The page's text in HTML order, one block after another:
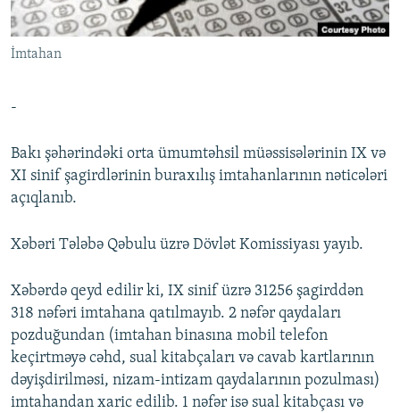
KARIKATURA
İSLAM VƏ DEMOKRATIYA
İZ - MƏDƏNIYYƏT PROQRAMI
PEŞƏ ETIKASI VƏ JURNALISTIKA STANDARTLARIMIZ
MATERIALLARIMIZDAN ISTIFADƏ
XƏBƏR BÜLLETENLƏRIMIZ
BIZI IZLƏ
İmtahan
-
Bakı şəhərindəki orta ümumtəhsil müəssisələrinin IX və
XI sinif şagirdlərinin buraxılış imtahanlarının nəticələri
açıqlanıb.
Xəbəri Tələbə Qəbulu üzrə Dövlət Komissiyası yayıb.
Xəbərdə qeyd edilir ki, IX sinif üzrə 31256 şagirddən
318 nəfəri imtahana qatılmayıb. 2 nəfər qaydaları
pozduğundan (imtahan binasına mobil telefon
keçirtməyə cəhd, sual kitabçaları və cavab kartlarının
dəyişdirilməsi, nizam-intizam qaydalarının pozulması)
imtahandan xaric edilib. 1 nəfər isə sual kitabçası və